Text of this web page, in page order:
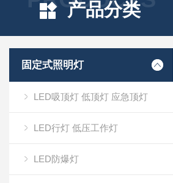
产品分类
固定式照明灯
LED吸顶灯 低顶灯 应急顶灯
LED行灯 低压工作灯
LED防爆灯